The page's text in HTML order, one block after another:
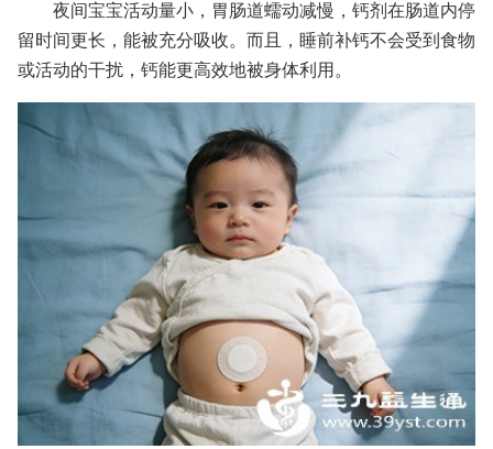
夜间宝宝活动量小，胃肠道蠕动减慢，钙剂在肠道内停
留时间更长，能被充分吸收。而且，睡前补钙不会受到食物
或活动的干扰，钙能更高效地被身体利用。